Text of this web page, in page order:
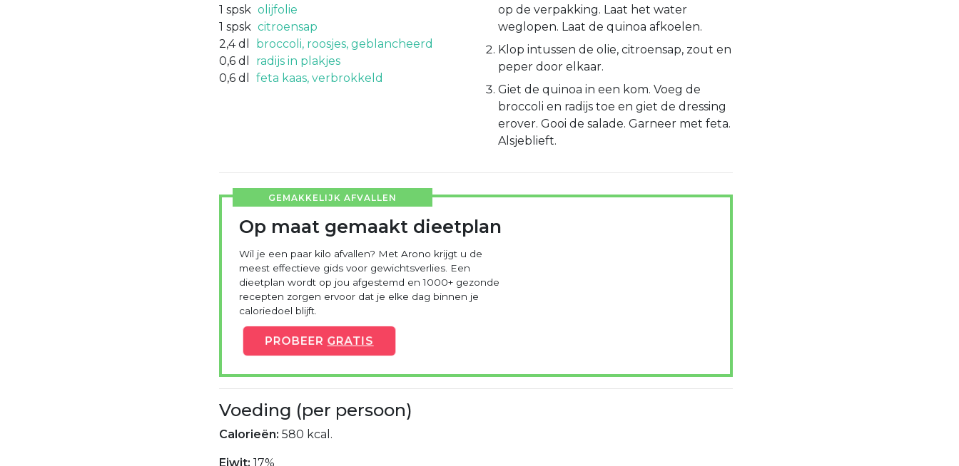
1 spsk olijfolie
1 spsk citroensap
2,4 dl
broccoli, roosjes, geblancheerd
0,6 dl
radijs in plakjes
0,6 dl feta kaas, verbrokkeld
op de verpakking. Laat het water
weglopen. Laat de quinoa afkoelen.
Klop intussen de olie, citroensap, zout en
peper door elkaar.
Giet de quinoa in een kom. Voeg de
broccoli en radijs toe en giet de dressing
erover. Gooi de salade. Garneer met feta.
Alsjeblieft.
GEMAKKELIJK AFVALLEN
Op maat gemaakt dieetplan
Wil je een paar kilo afvallen? Met Arono krijgt u de
meest effectieve gids voor gewichtsverlies. Een
dieetplan wordt op jou afgestemd en 1000+ gezonde
recepten zorgen ervoor dat je elke dag binnen je
caloriedoel blijft.
PROBEER GRATIS
Voeding (per persoon)
Calorieën: 580 kcal.
Eiwit: 17%